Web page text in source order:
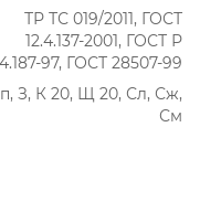
ТР ТС 019/2011, ГОСТ
12.4.137-2001, ГОСТ Р
97, ГОСТ 28507-99
З, К 20, Щ 20, Сл, Сж,
См